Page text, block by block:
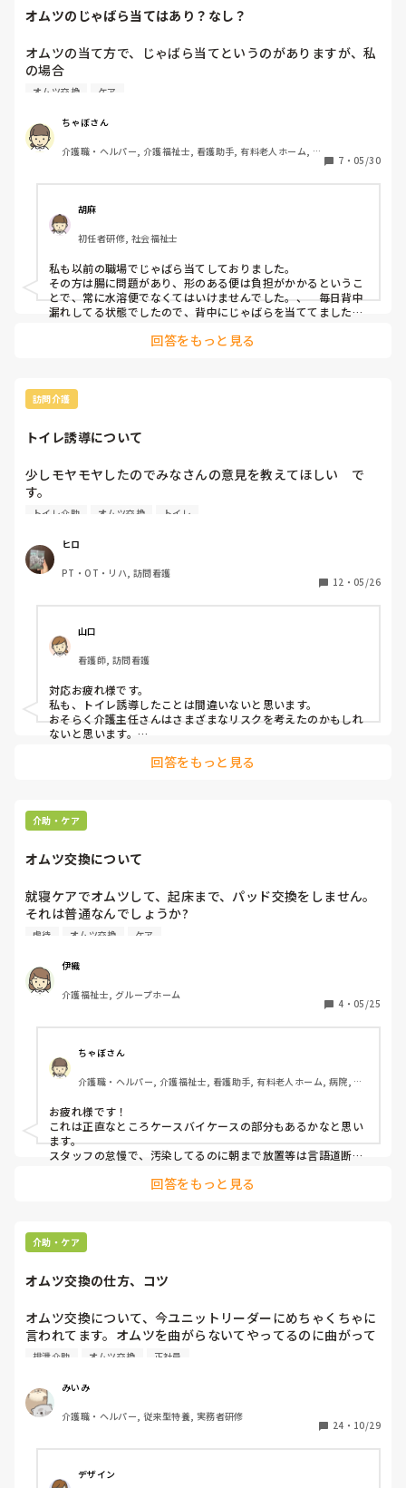
すみません、すでにお試しされていましたらやかましいです
オムツのじゃばら当てはあり？なし？
オムツの当て方で、じゃばら当てというのがありますが、私
の場合
・夜間のみ
で使う様にしてるのですが、チーム内で
・コスパが悪い(2枚使うなら超吸収1枚のが安い)
・それほど吸わない(下のパットがほぼ吸ってる)
ので、禁止にしようという意見があります。
皆さんのご意見を聞かせて下さい。
オムツ交換 ケア
ちゃぼさん
介護職・ヘルパー, 介護福祉士, 看護助手, 有料老人ホーム, 病
7 ・ 05/30
胡麻
初任者研修, 社会福祉士
私も以前の職場でじゃばら当てしておりました。
その方は腸に問題があり、形のある便は負担がかかるというこ
とで、常に水溶便でなくてはいけませんでした。、　毎日背中
漏れしてる状態でしたので、背中にじゃばらを当ててました。
本人にも負担が少ないだろうということでこの対応をしており
す！
回答をもっと見る
訪問介護
トイレ誘導について
少しモヤモヤしたのでみなさんの意見を教えてほしい　で
す。
普段は1人での立位保持が難しく排泄の訴えも少ないためオ
その方が看護師訪問時に「今日は立てそうだからトイレ行っ
てみたい」と声掛けがあったので、看護師1名とリハビリで
少し時間は要しましたが難なくトイレまで移動でき無事排泄
できました。
その直後介護主任より「オムツの人はどんな理由があっても
オムツだからトイレに連れて行かないで！」と声を荒げてい
ました。
本人の意思を尊重して問題なくトイレ誘導したことは間違っ
オムツ対応中＝トイレ誘導禁止じゃないですよね？
トイレ介助 オムツ交換 トイレ
ヒロ
PT・OT・リハ, 訪問看護
12 ・ 05/26
山口
看護師, 訪問看護
対応お疲れ様です。
私も、トイレ誘導したことは間違いないと思います。
おそらく介護主任さんはさまざまなリスクを考えたのかもしれ
ないと思います。
「その成功体験をもとに、危険な時間帯にもトイレに挑戦する
その考えはありますが、いずれも人1人のADLアップの可能性
を潰していいものではありません。
期にいたとしてもADLアップの可能性があること、患者さんが
だと思います。
その介護主任さんが同じ立場に立った時にも同じことが言える
のでしょうか。
ADLアップにはリスクが伴いますが、患者さん自身のQOLアッ
今回は問題なく成功していますが、もしも万が一失敗だったと
しても、望んだことを実行させてもらえたことや自分から挑戦
できたことは患者さんの生きる希望になったと思います。
もしオムツの人はトイレ誘導禁止というルールが存在するなら
そのルール自体を見直すべきと思います。
約束をしなければならなかったり見守り強化、時には夜間の行
動制限等しなければならない可能性はありますがそれは必要な
作業の一つと言えると思います。
かを客観的に話し合ってみることをお勧めします。
回答をもっと見る
介助・ケア
オムツ交換について
就寝ケアでオムツして、起床まで、パッド交換をしません。
それは普通なんでしょうか?
私的にはケア放棄（虐待）だと思います。
よろしくお願い致します
虐待 オムツ交換 ケア
伊織
介護福祉士, グループホーム
4 ・ 05/25
ちゃぼさん
介護職・ヘルパー, 介護福祉士, 看護助手, 有料老人ホーム, 病院, 訪
お疲れ様です！
これは正直なところケースバイケースの部分もあるかなと思い
ます。
スタッフの怠慢で、汚染してるのに朝まで放置等は言語道断で
細なことで目を覚ますような人は
回答をもっと見る
介助・ケア
オムツ交換の仕方、コツ
オムツ交換について、今ユニットリーダーにめちゃくちゃに
言われてます。オムツを曲がらないてやってるのに曲がって
るって言われ、他の人に聞いたまたやったのに、またユニッ
なく、出来なくて😵
みなさんはオムツ交換を上手にやるコツとかありますか？心
折れてて😵　くだらない投稿でごめんなさい🙇‍♀️
排泄介助 オムツ交換 正社員
みいみ
介護職・ヘルパー, 従来型特養, 実務者研修
24 ・ 10/29
デザイン